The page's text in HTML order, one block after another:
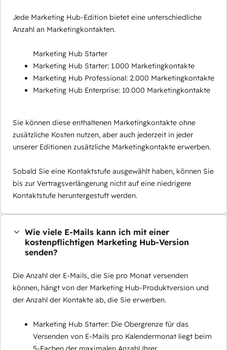
Jede Marketing Hub-Edition bietet eine unterschiedliche
Anzahl an Marketingkontakten.
Marketing Hub Starter
Marketing Hub Starter: 1.000 Marketingkontakte
Marketing Hub Professional: 2.000 Marketingkontakte
Marketing Hub Enterprise: 10.000 Marketingkontakte
Sie können diese enthaltenen Marketingkontakte ohne
zusätzliche Kosten nutzen, aber auch jederzeit in jeder
unserer Editionen zusätzliche Marketingkontakte erwerben.
Sobald Sie eine Kontaktstufe ausgewählt haben, können Sie
bis zur Vertragsverlängerung nicht auf eine niedrigere
Kontaktstufe heruntergestuft werden.
Wie viele E-Mails kann ich mit einer
kostenpflichtigen Marketing Hub-Version
senden?
Die Anzahl der E-Mails, die Sie pro Monat versenden
können, hängt von der Marketing Hub-Produktversion und
der Anzahl der Kontakte ab, die Sie erwerben.
Marketing Hub Starter: Die Obergrenze für das
Versenden von E-Mails pro Kalendermonat liegt beim